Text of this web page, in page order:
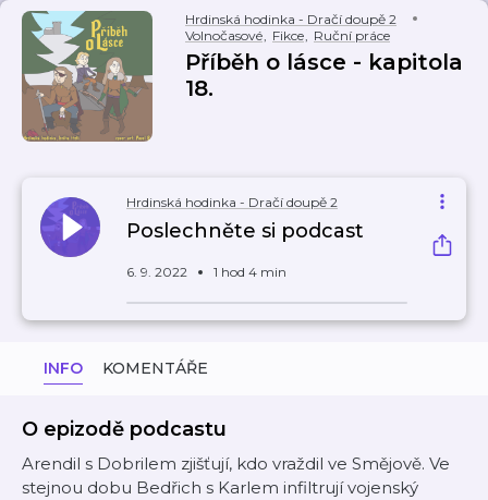
Hrdinská hodinka - Dračí doupě 2
Volnočasové, Fikce, Ruční práce
Příběh o lásce - kapitola
18.
Hrdinská hodinka - Dračí doupě 2
Poslechněte si podcast
6. 9. 2022 1 hod 4 min
INFO KOMENTÁŘE
O epizodě podcastu
Arendil s Dobrilem zjišťují, kdo vraždil ve Smějově. Ve
stejnou dobu Bedřich s Karlem infiltrují vojenský